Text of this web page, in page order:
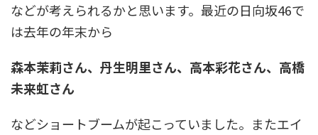
などが考えられるかと思います。最近の日向坂46で
は去年の年末から
森本茉莉さん、丹生明里さん、高本彩花さん、高橋
未来虹さん
などショートブームが起こっていました。またエイ